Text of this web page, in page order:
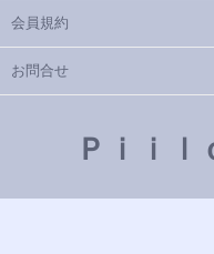
会員規約
お問合せ
Ｐｉｉ